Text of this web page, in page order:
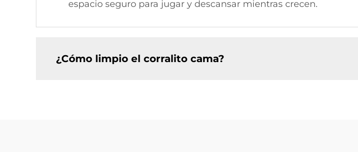
espacio seguro para jugar y descansar mientras crecen.
¿Cómo limpio el corralito cama?